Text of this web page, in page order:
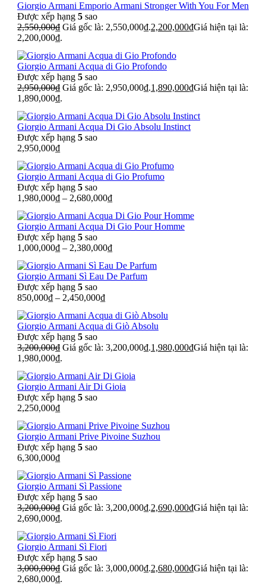
Giorgio Armani Emporio Armani Stronger With You For Men
Được xếp hạng 5 sao
2,550,000₫ Giá gốc là: 2,550,000₫.2,200,000₫Giá hiện tại là:
2,200,000₫.
Giorgio Armani Acqua di Gio Profondo
Được xếp hạng 5 sao
2,950,000₫ Giá gốc là: 2,950,000₫.1,890,000₫Giá hiện tại là:
1,890,000₫.
Giorgio Armani Acqua Di Gio Absolu Instinct
Được xếp hạng 5 sao
2,950,000₫
Giorgio Armani Acqua di Gio Profumo
Được xếp hạng 5 sao
1,980,000₫ – 2,680,000₫
Giorgio Armani Acqua Di Gio Pour Homme
Được xếp hạng 5 sao
1,000,000₫ – 2,380,000₫
Giorgio Armani Sì Eau De Parfum
Được xếp hạng 5 sao
850,000₫ – 2,450,000₫
Giorgio Armani Acqua di Giò Absolu
Được xếp hạng 5 sao
3,200,000₫ Giá gốc là: 3,200,000₫.1,980,000₫Giá hiện tại là:
1,980,000₫.
Giorgio Armani Air Di Gioia
Được xếp hạng 5 sao
2,250,000₫
Giorgio Armani Prive Pivoine Suzhou
Được xếp hạng 5 sao
6,300,000₫
Giorgio Armani Sì Passione
Được xếp hạng 5 sao
3,200,000₫ Giá gốc là: 3,200,000₫.2,690,000₫Giá hiện tại là:
2,690,000₫.
Giorgio Armani Sì Fiori
Được xếp hạng 5 sao
3,000,000₫ Giá gốc là: 3,000,000₫.2,680,000₫Giá hiện tại là:
2,680,000₫.